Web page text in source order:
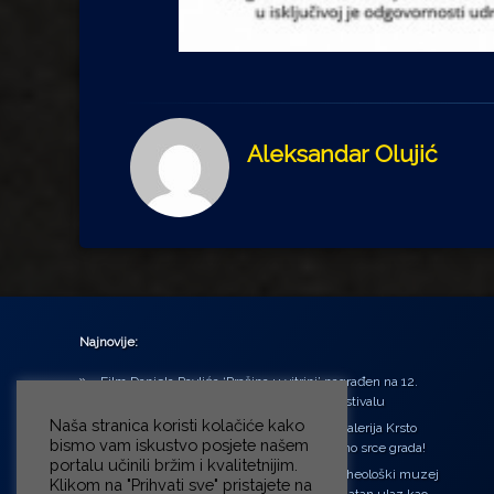
Aleksandar Olujić
Najnovije:
Film Daniela Pavlića ‘Prašina u vitrini’ nagrađen na 12.
Green Montenegro International Film Festivalu
U središtu Petrinje otvorena obnovljena Galerija Krsto
Hegedušić: Kultura vraćena kući, u samo srce grada!
Od petka do nedjelje (31.7. – 2.8.2026.) Arheološki muzej
Naša stranica koristi kolačiće kako
bismo vam iskustvo posjete našem
portalu učinili bržim i kvalitetnijim.
Klikom na "Prihvati sve" pristajete na